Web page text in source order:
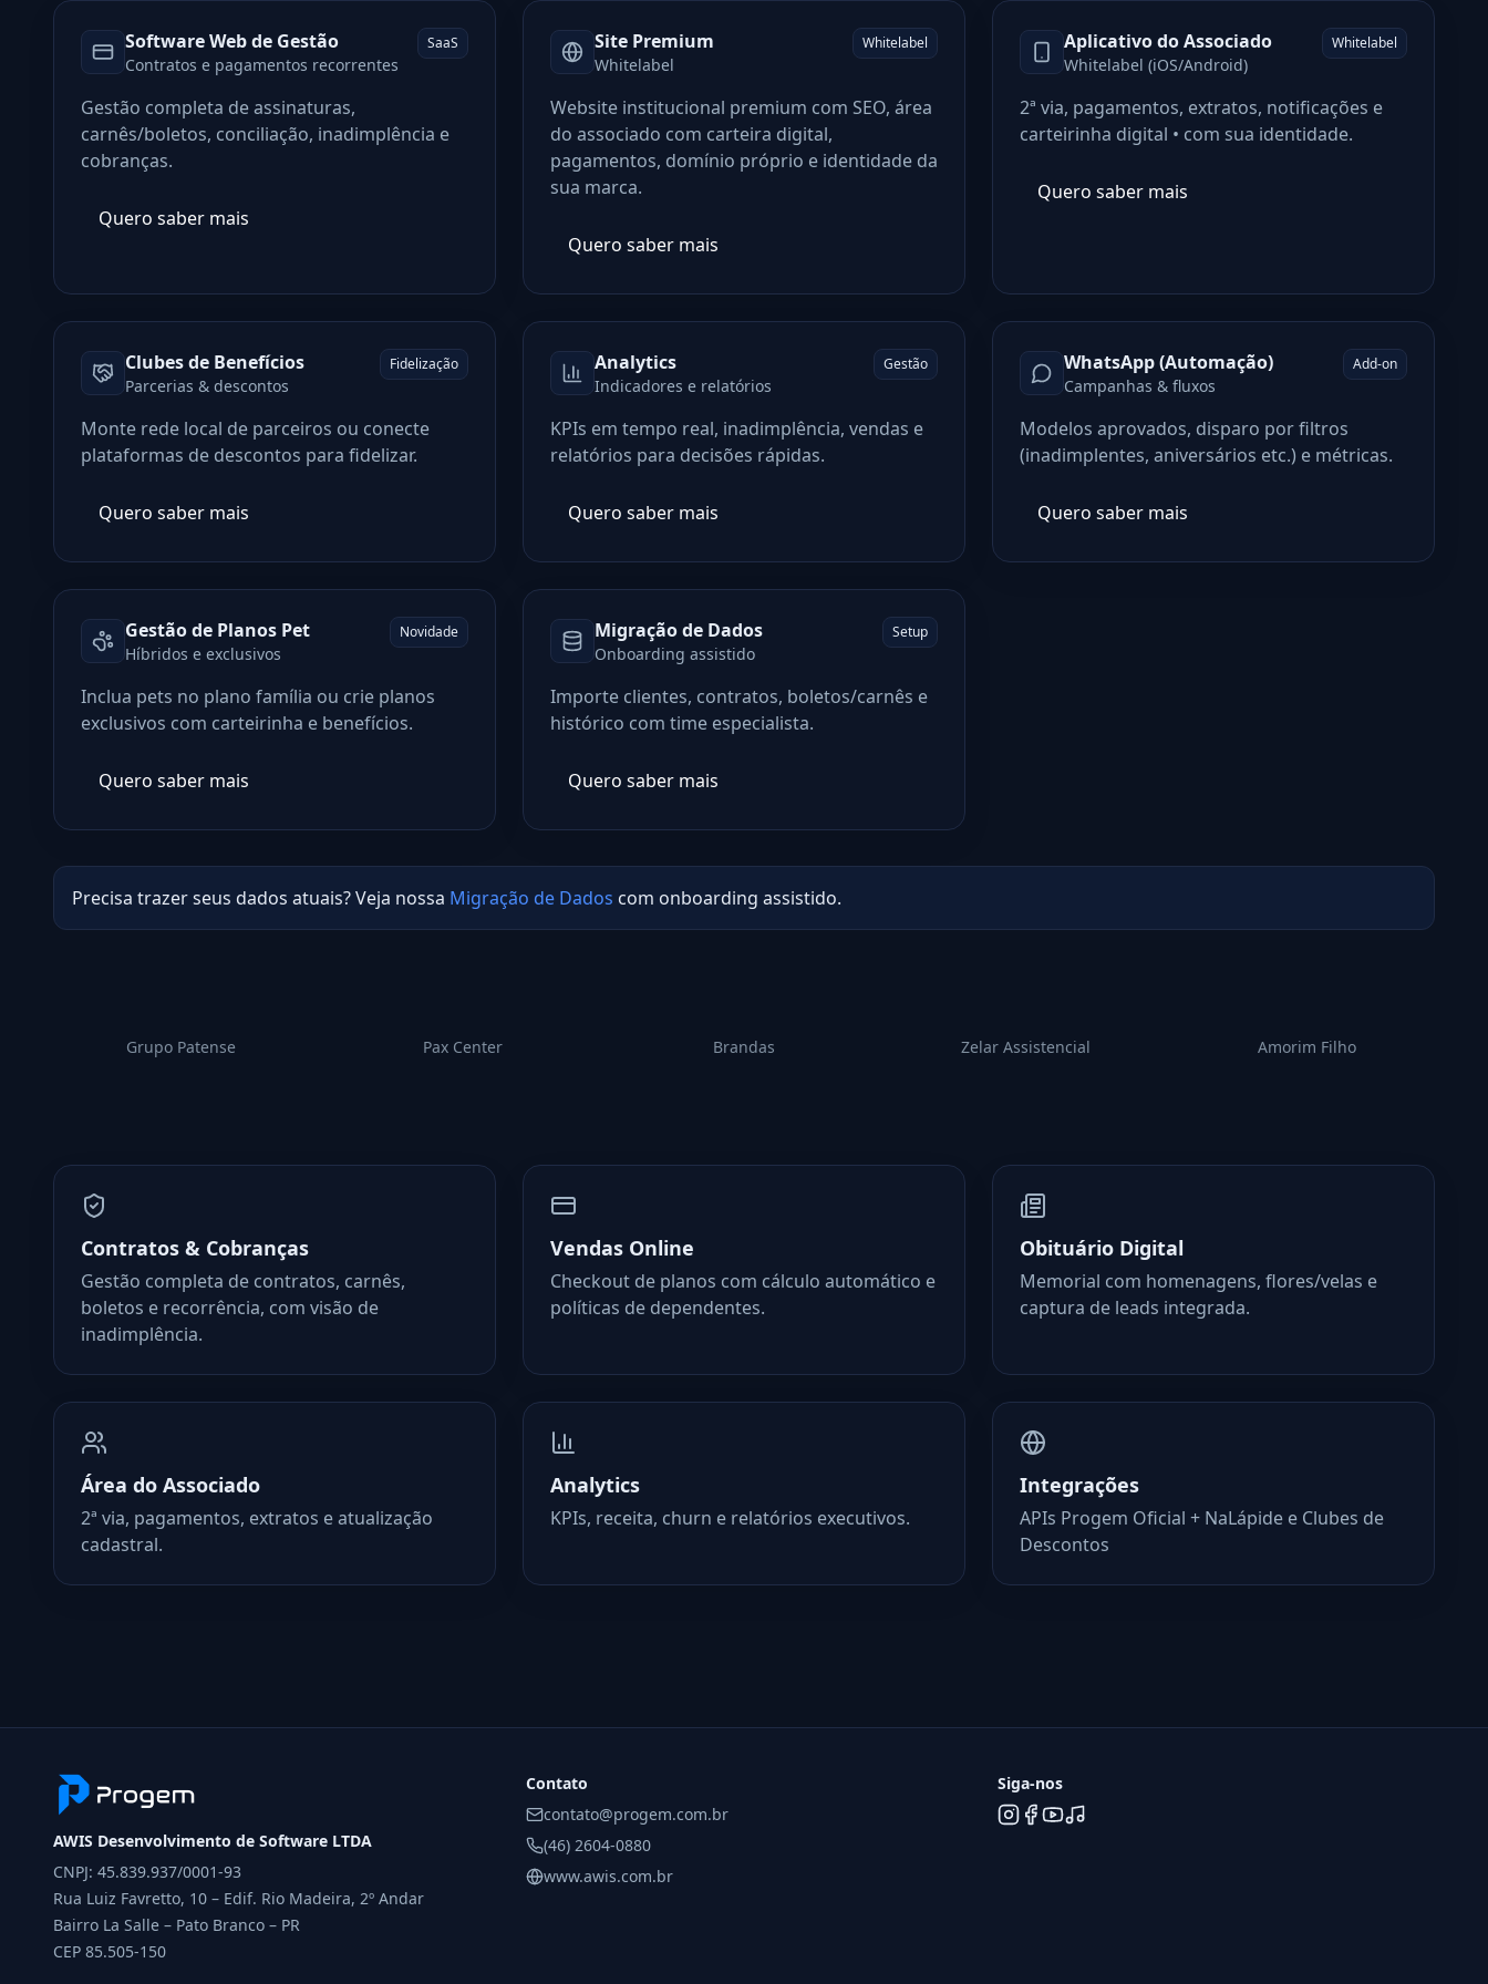
Software Web de Gestão
Contratos e pagamentos recorrentes
SaaS
Gestão completa de assinaturas,
carnês/boletos, conciliação, inadimplência e
cobranças.
Quero saber mais
Site Premium
Whitelabel
Whitelabel
Website institucional premium com SEO, área
do associado com carteira digital,
pagamentos, domínio próprio e identidade da
sua marca.
Quero saber mais
Aplicativo do Associado
Whitelabel (iOS/Android)
Whitelabel
2ª via, pagamentos, extratos, notificações e
carteirinha digital • com sua identidade.
Quero saber mais
Clubes de Benefícios
Parcerias & descontos
Fidelização
Monte rede local de parceiros ou conecte
plataformas de descontos para fidelizar.
Quero saber mais
Analytics
Indicadores e relatórios
Gestão
KPIs em tempo real, inadimplência, vendas e
relatórios para decisões rápidas.
Quero saber mais
WhatsApp (Automação)
Campanhas & fluxos
Add-on
Modelos aprovados, disparo por filtros
(inadimplentes, aniversários etc.) e métricas.
Quero saber mais
Gestão de Planos Pet
Híbridos e exclusivos
Novidade
Inclua pets no plano família ou crie planos
exclusivos com carteirinha e benefícios.
Quero saber mais
Migração de Dados
Onboarding assistido
Setup
Importe clientes, contratos, boletos/carnês e
histórico com time especialista.
Quero saber mais
Precisa trazer seus dados atuais? Veja nossa Migração de Dados com onboarding assistido.
Grupo Patense Pax Center Brandas Zelar Assistencial Amorim Filho
Contratos & Cobranças
Gestão completa de contratos, carnês,
boletos e recorrência, com visão de
inadimplência.
Vendas Online
Checkout de planos com cálculo automático e
políticas de dependentes.
Obituário Digital
Memorial com homenagens, flores/velas e
captura de leads integrada.
Área do Associado
2ª via, pagamentos, extratos e atualização
cadastral.
Analytics
KPIs, receita, churn e relatórios executivos.
Integrações
APIs Progem Oficial + NaLápide e Clubes de
Descontos
AWIS Desenvolvimento de Software LTDA
CNPJ: 45.839.937/0001-93
Rua Luiz Favretto, 10 – Edif. Rio Madeira, 2º Andar
Bairro La Salle – Pato Branco – PR
CEP 85.505-150
Contato
contato@progem.com.br
(46) 2604-0880
www.awis.com.br
Siga-nos